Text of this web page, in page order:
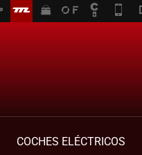
COCHES ELÉCTRICOS